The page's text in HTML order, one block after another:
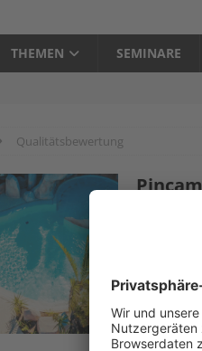
THEMEN SEMINARE
Qualitätsbewertung
um ihre
Pincamp
Interesse